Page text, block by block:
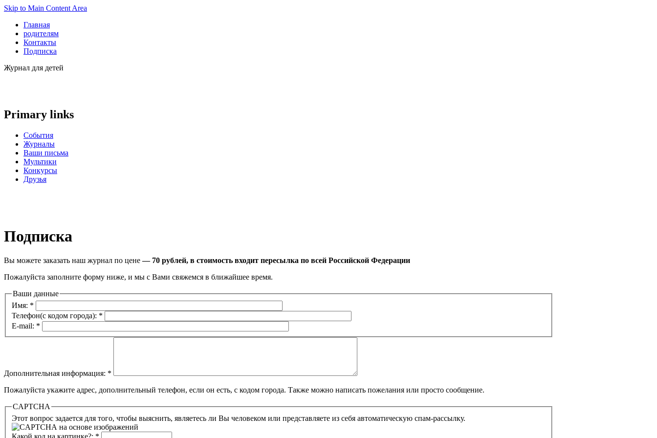
Skip to Main Content Area
Главная
родителям
Контакты
Подписка
Журнал для детей
Primary links
События
Журналы
Ваши письма
Мультики
Конкурсы
Друзья
Подписка
Вы можете заказать наш журнал по цене— 70 рублей, в стоимость входит пересылка по всей Российской Федерации
Пожалуйста заполните форму ниже, и мы с Вами свяжемся в ближайшее время.
Ваши данные
Имя: *
Телефон(с кодом города): *
E-mail: *
Дополнительная информация: *
Пожалуйста укажите адрес, дополнительный телефон, если он есть, с кодом города. Также можно написать пожелания или просто сообщение.
CAPTCHA
Этот вопрос задается для того, чтобы выяснить, являетесь ли Вы человеком или представляете из себя автоматическую спам-рассылку.
Какой код на картинке?: *